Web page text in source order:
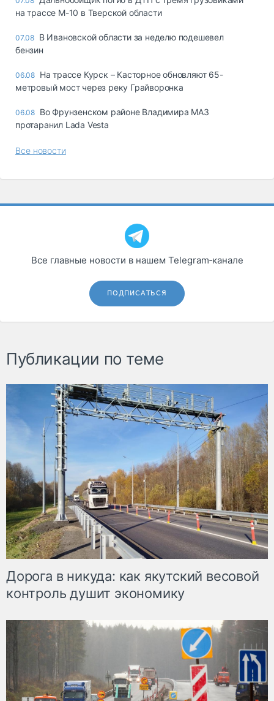
на трассе М-10 в Тверской области
07.08 В Ивановской области за неделю подешевел
бензин
06.08 На трассе Курск – Касторное обновляют 65-
метровый мост через реку Грайворонка
06.08 Во Фрунзенском районе Владимира МАЗ
протаранил Lada Vesta
Все новости
Все главные новости в нашем Telegram‑канале
ПОДПИСАТЬСЯ
Публикации по теме
Дорога в никуда: как якутский весовой
контроль душит экономику